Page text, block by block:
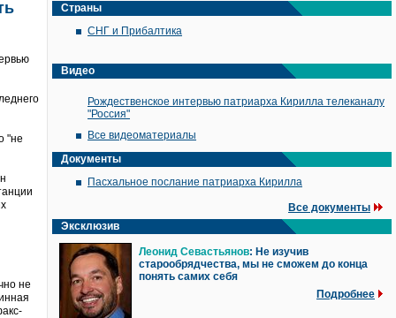
"не
не
Страны
СНГ и Прибалтика
Видео
Рождественское интервью патриарха Кирилла телеканалу
"Россия"
Все видеоматериалы
Документы
Пасхальное послание патриарха Кирилла
Все документы
Эксклюзив
Леонид Севастьянов: Не изучив
старообрядчества, мы не сможем до конца
понять самих себя
Подробнее